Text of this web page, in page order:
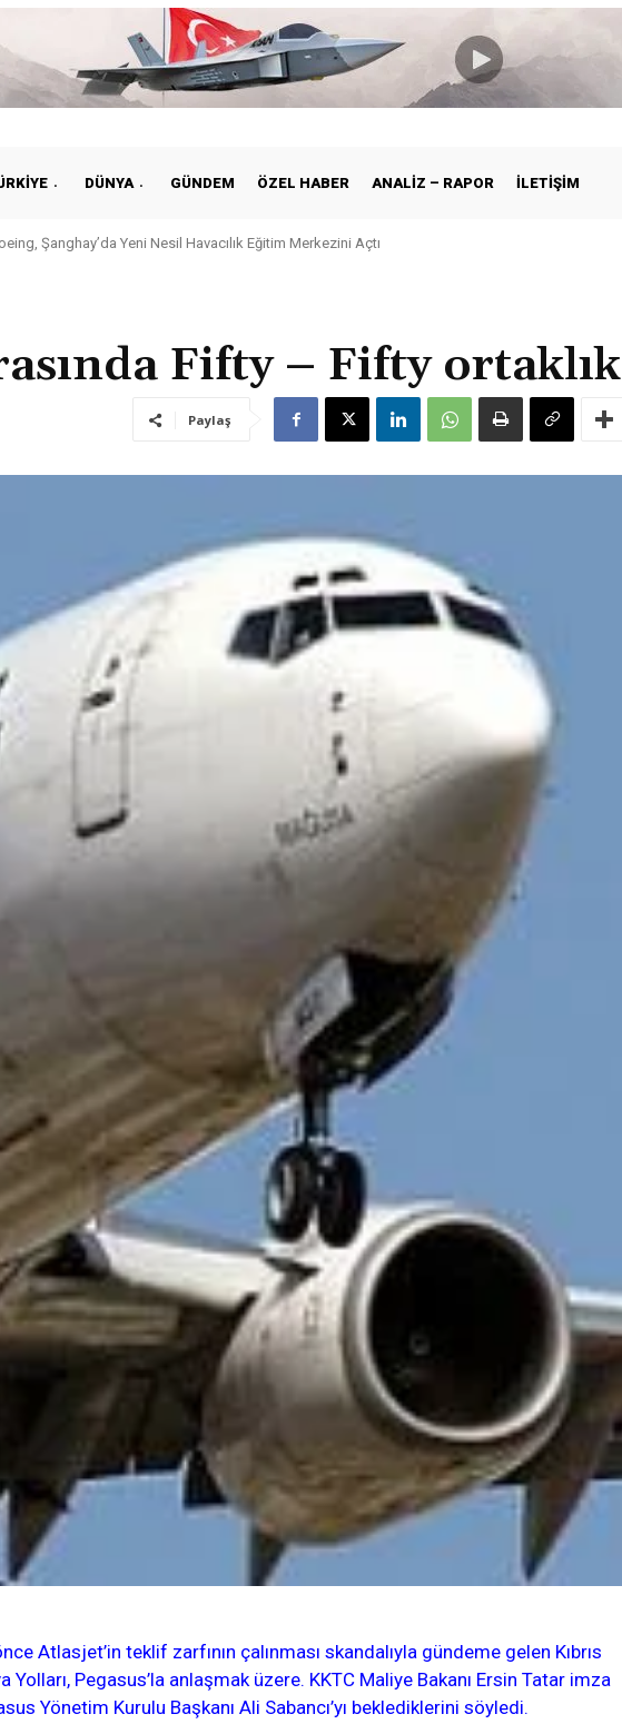
DÜNYA GÜNDEM ÖZEL HABER ANALIZ – RAPOR İLETIŞIM
Şanghay’da Yeni Nesil Havacılık Eğitim Merkezini Açtı
Türkiye ile Vietnam Arasında Hava Ulaştırmasında Yeni Dönem
Fifty – Fifty ortaklık
Paylaş
Atlasjet’in teklif zarfının çalınması skandalıyla gündeme gelen Kıbrıs
Yolları, Pegasus’la anlaşmak üzere. KKTC Maliye Bakanı Ersin Tatar imza
Yönetim Kurulu Başkanı Ali Sabancı’yı beklediklerini söyledi.